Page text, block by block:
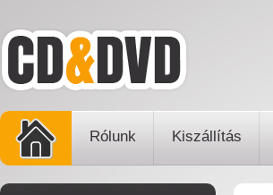
Rólunk Kiszállítás